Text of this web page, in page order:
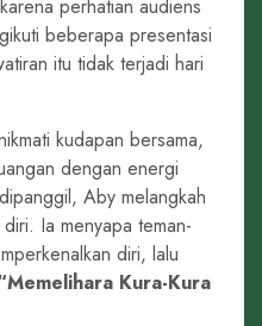
perhatian audiens
beberapa presentasi
itu tidak terjadi hari
kudapan bersama,
dengan energi
Aby melangkah
Ia menyapa teman-
diri, lalu
Kura-Kura